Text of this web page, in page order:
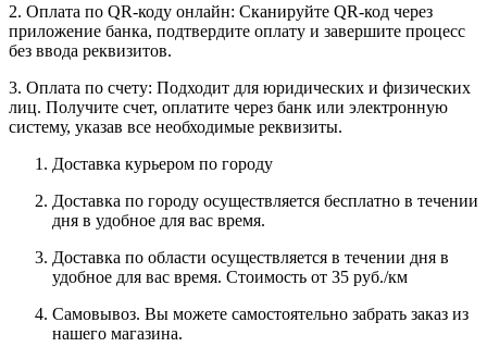
2. Оплата по QR-коду онлайн: Сканируйте QR-код через
приложение банка, подтвердите оплату и завершите процесс
без ввода реквизитов.
3. Оплата по счету: Подходит для юридических и физических
лиц. Получите счет, оплатите через банк или электронную
систему, указав все необходимые реквизиты.
Доставка курьером по городу
Доставка по городу осуществляется бесплатно в течении
дня в удобное для вас время.
Доставка по области осуществляется в течении дня в
удобное для вас время. Стоимость от 35 руб./км
Самовывоз. Вы можете самостоятельно забрать заказ из
нашего магазина.